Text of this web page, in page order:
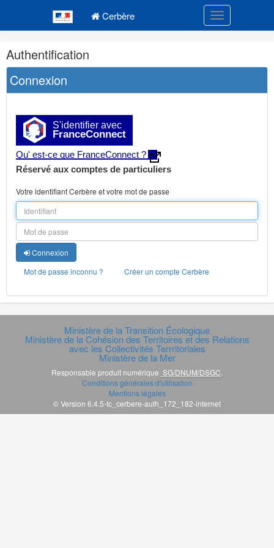
Cerbère Toggle
Navigation
et
outils
annexes
Authentification
Connexion
S'identifier avec
FranceConnect
Qu' est-ce que FranceConnect ?
Réservé aux comptes de particuliers
Votre identifiant Cerbère et votre mot de passe
Connexion
Mot de passe inconnu ?
Créer un compte Cerbère
Ministère de la Transition Écologique
Ministère de la Cohésion des Territoires et des Relations
avec les Collectivités Terrritoriales
Ministère de la Mer
Responsable produit numérique SG/DNUM/DSGC.
Conditions générales d'utilisation
Mentions légales
© Version 6.4.5-tc_cerbere-auth_172_182-internet